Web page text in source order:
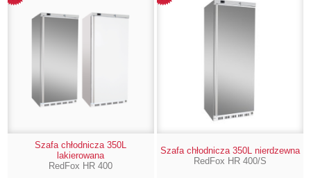
Szafa chłodnicza 350L
lakierowana
RedFox HR 400
Szafa chłodnicza 350L nierdzewna
RedFox HR 400/S